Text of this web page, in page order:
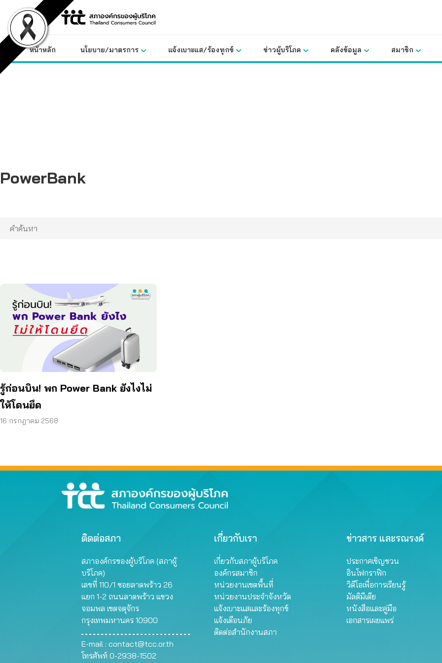
content
หน้าหลัก นโยบาย/มาตรการ แจ้งเบาะแส/ร้องทุกข์ ข่าวผู้บริโภค คลังข้อมูล สมาชิก
PowerBank
รู้ก่อนบิน! พก Power Bank ยังไงไม่
ให้โดนยึด
16 กรกฎาคม 2568
ติดต่อสภา
สภาองค์กรของผู้บริโภค (สภาผู้
บริโภค)
เลขที่ 110/1 ซอยลาดพร้าว 26
แยก 1-2 ถนนลาดพร้าว แขวง
จอมพล เขตจตุจักร
กรุงเทพมหานคร 10900
E-mail : contact@tcc.or.th
โทรศัพท์ 0-2938-1502
เกี่ยวกับเรา
เกี่ยวกับสภาผู้บริโภค
องค์กรสมาชิก
หน่วยงานเขตพื้นที่
หน่วยงานประจำจังหวัด
แจ้งเบาะแสและร้องทุกข์
แจ้งเตือนภัย
ติดต่อสำนักงานสภา
ข่าวสาร และรณรงค์
ประกาศเชิญชวน
อินโฟกราฟิก
วิดีโอเพื่อการเรียนรู้
มัลติมีเดีย
หนังสือและคู่มือ
เอกสารเผยแพร่